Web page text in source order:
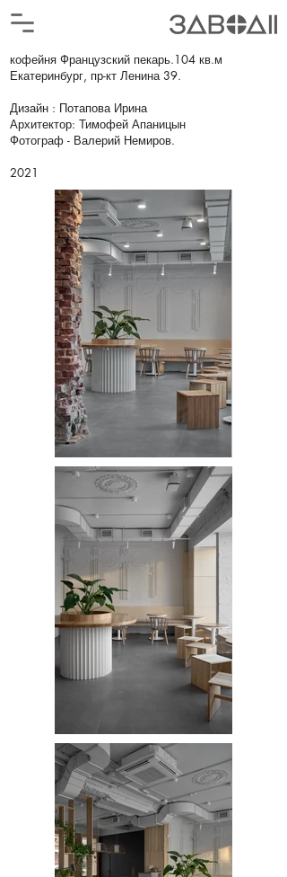
кофейня Французский пекарь.104 кв.м
Екатеринбург, пр-кт Ленина 39.
Дизайн : Потапова Ирина
Архитектор: Тимофей Апаницын
Фотограф - Валерий Немиров.
2021